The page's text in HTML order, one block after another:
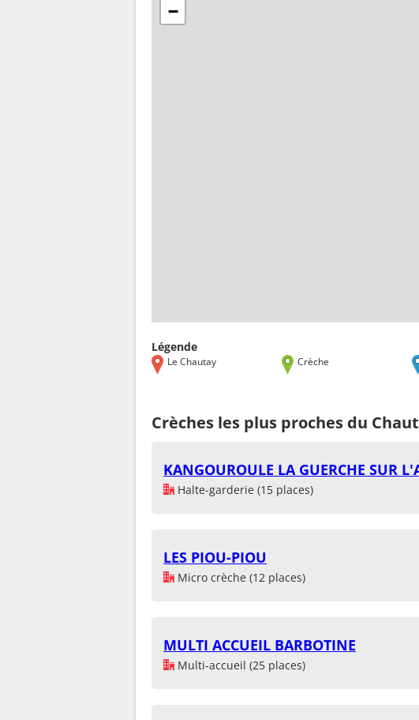
−
Légende
Le Chautay Crèche
Crèches les plus proches du
KANGOUROULE LA GUERCHE SUR
Halte-garderie (15 places)
LES PIOU-PIOU
Micro crèche (12 places)
MULTI ACCUEIL BARBOTINE
Multi-accueil (25 places)